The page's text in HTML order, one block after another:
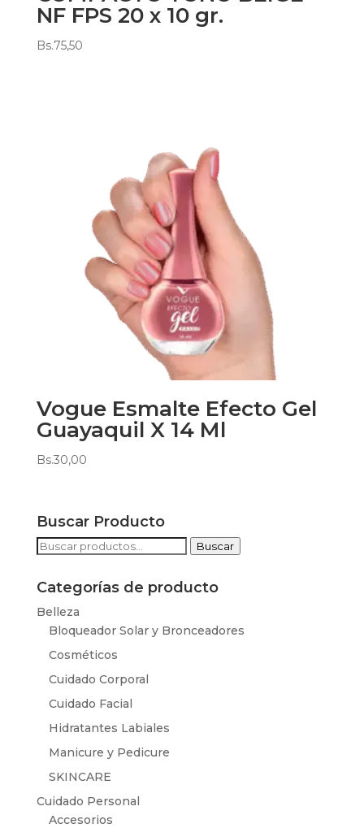
NF FPS 20 x 10 gr.
Bs.75,50
Vogue Esmalte Efecto Gel
Guayaquil X 14 Ml
Bs.30,00
Buscar Producto
Buscar
Buscar
Categorías de producto
Belleza
Bloqueador Solar y Bronceadores
Cosméticos
Cuidado Corporal
Cuidado Facial
Hidratantes Labiales
Manicure y Pedicure
SKINCARE
Cuidado Personal
Accesorios